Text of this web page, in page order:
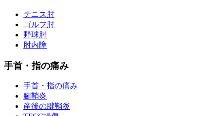
テニス肘
ゴルフ肘
野球肘
肘内障
手首・指の痛み
手首・指の痛み
腱鞘炎
産後の腱鞘炎